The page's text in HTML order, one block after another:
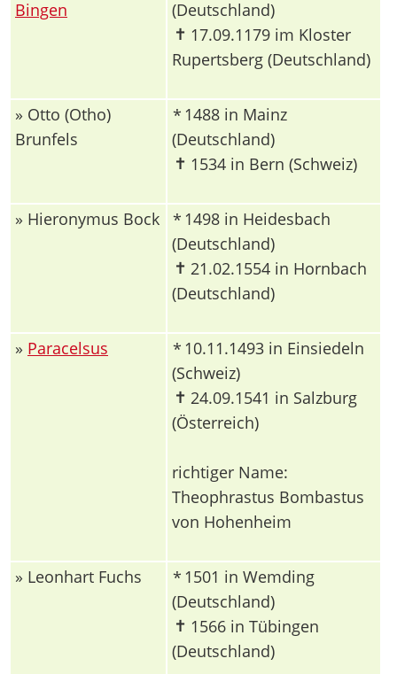
Bingen
(Deutschland)
✝ 17.09.1179 im Kloster
Rupertsberg (Deutschland)
» Otto (Otho)
Brunfels
* 1488 in Mainz
(Deutschland)
✝ 1534 in Bern (Schweiz)
» Hieronymus Bock * 1498 in Heidesbach
(Deutschland)
✝ 21.02.1554 in Hornbach
(Deutschland)
» Paracelsus * 10.11.1493 in Einsiedeln
(Schweiz)
✝ 24.09.1541 in Salzburg
(Österreich)
richtiger Name:
Theophrastus Bombastus
von Hohenheim
» Leonhart Fuchs * 1501 in Wemding
(Deutschland)
✝ 1566 in Tübingen
(Deutschland)